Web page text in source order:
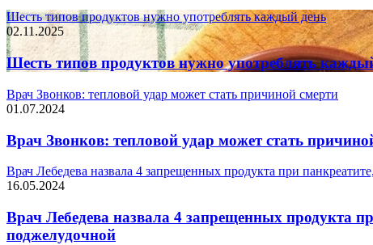
Шесть типов продуктов нужно употреблять каждый день
02.11.2025
Шесть типов продуктов нужно употреблять
Врач Звонков: тепловой удар может стать причиной смерти
01.07.2024
Врач Звонков: тепловой удар может стать
Врач Лебедева назвала 4 запрещенных продукта при
16.05.2024
Врач Лебедева назвала 4 запрещенных продукта
поджелудочной